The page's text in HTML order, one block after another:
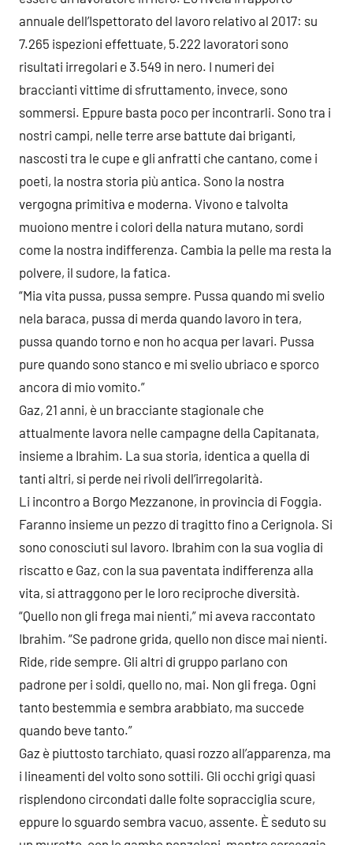
annuale dell’Ispettorato del lavoro relativo al 2017: su
7.265 ispezioni effettuate, 5.222 lavoratori sono
risultati irregolari e 3.549 in nero. I numeri dei
braccianti vittime di sfruttamento, invece, sono
sommersi. Eppure basta poco per incontrarli. Sono tra i
nostri campi, nelle terre arse battute dai briganti,
nascosti tra le cupe e gli anfratti che cantano, come i
poeti, la nostra storia più antica. Sono la nostra
vergogna primitiva e moderna. Vivono e talvolta
muoiono mentre i colori della natura mutano, sordi
come la nostra indifferenza. Cambia la pelle ma resta la
polvere, il sudore, la fatica.
“Mia vita pussa, pussa sempre. Pussa quando mi svelio
nela baraca, pussa di merda quando lavoro in tera,
pussa quando torno e non ho acqua per lavari. Pussa
pure quando sono stanco e mi svelio ubriaco e sporco
ancora di mio vomito.”
Gaz, 21 anni, è un bracciante stagionale che
attualmente lavora nelle campagne della Capitanata,
insieme a Ibrahim. La sua storia, identica a quella di
tanti altri, si perde nei rivoli dell’irregolarità.
Li incontro a Borgo Mezzanone, in provincia di Foggia.
Faranno insieme un pezzo di tragitto fino a Cerignola. Si
sono conosciuti sul lavoro. Ibrahim con la sua voglia di
riscatto e Gaz, con la sua paventata indifferenza alla
vita, si attraggono per le loro reciproche diversità.
“Quello non gli frega mai nienti,” mi aveva raccontato
Ibrahim. “Se padrone grida, quello non disce mai nienti.
Ride, ride sempre. Gli altri di gruppo parlano con
padrone per i soldi, quello no, mai. Non gli frega. Ogni
tanto bestemmia e sembra arabbiato, ma succede
quando beve tanto.”
Gaz è piuttosto tarchiato, quasi rozzo all’apparenza, ma
i lineamenti del volto sono sottili. Gli occhi grigi quasi
risplendono circondati dalle folte sopracciglia scure,
eppure lo sguardo sembra vacuo, assente. È seduto su